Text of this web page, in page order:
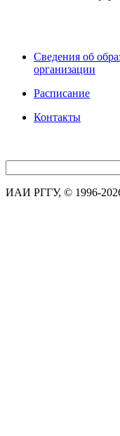
Сведения об
организации
Расписание
Контакты
ИАИ РГГУ, © 1996-